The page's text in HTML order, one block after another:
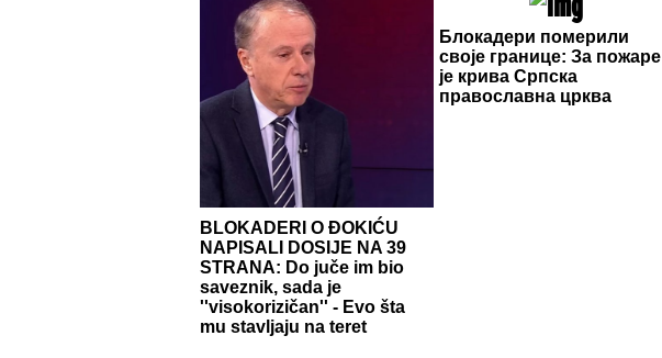
BLOKADERI O ĐOKIĆU
NAPISALI DOSIJE NA 39
STRANA: Do juče im bio
saveznik, sada je
''visokorizičan'' - Evo šta
mu stavljaju na teret
Блокадери померили
своје границе: За пожаре
је крива Српска
православна црква